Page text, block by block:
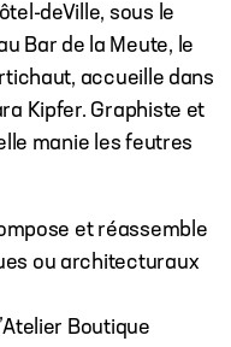
deVille, sous le
Bar de la Meute, le
accueille dans
Kipfer. Graphiste et
manie les feutres
et réassemble
ou architecturaux
Boutique